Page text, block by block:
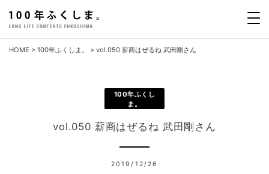
content
HOME > 100年ふくしま。 > vol.050 薪商はぜるね 武田剛さん
100年ふくし
ま。
vol.050 薪商はぜるね 武田剛さん
2019/12/26